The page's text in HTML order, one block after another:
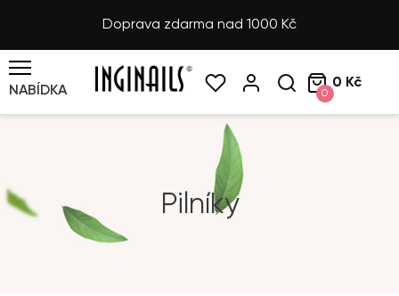
Doprava zdarma nad 1000 Kč
NABÍDKA 0
0 Kč
Pilníky